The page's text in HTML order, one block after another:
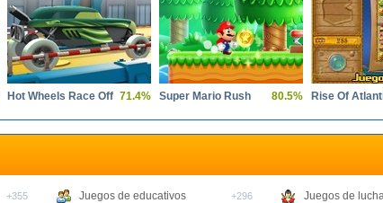
Hot Wheels Race Off 71.4% Super Mario Rush 80.5% Rise Of
+355 Juegos de educativos +296 Juegos de